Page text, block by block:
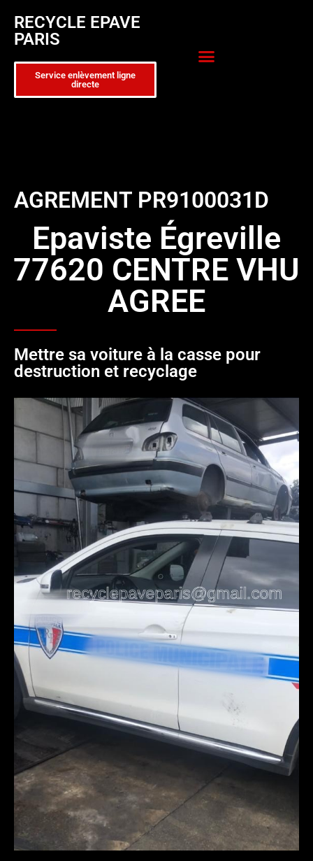
RECYCLE EPAVE
PARIS
Service enlèvement ligne
directe
AGREMENT PR9100031D
Epaviste Égreville
77620 CENTRE VHU
AGREE
Mettre sa voiture à la casse pour
destruction et recyclage